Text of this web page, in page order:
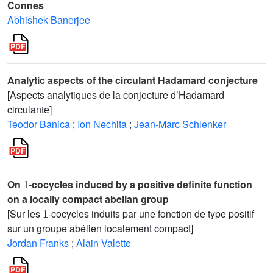
Connes
Abhishek Banerjee
Analytic aspects of the circulant Hadamard conjecture
[Aspects analytiques de la conjecture d’Hadamard
circulante]
Teodor Banica ; Ion Nechita ; Jean-Marc Schlenker
On
-cocycles induced by a positive definite function
on a locally compact abelian group
[Sur les
1
-cocycles induits par une fonction de type positif
sur un groupe abélien localement compact]
Jordan Franks ; Alain Valette